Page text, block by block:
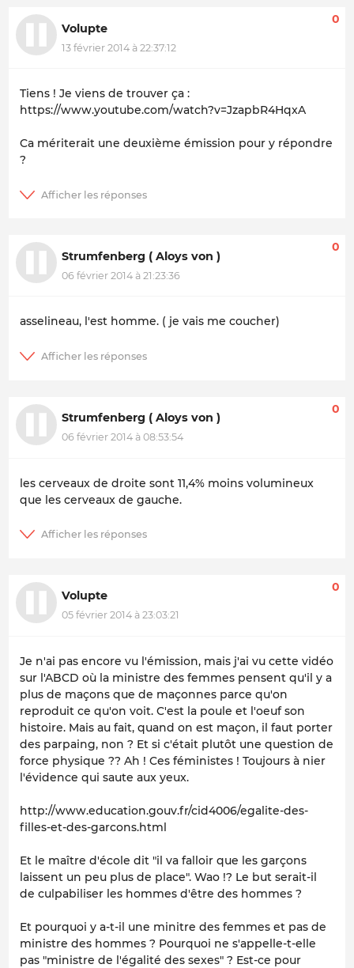
Volupte
13 février 2014 à 22:37:12
0
Tiens ! Je viens de trouver ça :
https://www.youtube.com/watch?v=JzapbR4HqxA
Ca mériterait une deuxième émission pour y répondre
?
Strumfenberg ( Aloys von )
06 février 2014 à 21:23:36
0
asselineau, l'est homme. ( je vais me coucher)
Strumfenberg ( Aloys von )
06 février 2014 à 08:53:54
0
les cerveaux de droite sont 11,4% moins volumineux
que les cerveaux de gauche.
Volupte
05 février 2014 à 23:03:21
0
Je n'ai pas encore vu l'émission, mais j'ai vu cette vidéo
sur l'ABCD où la ministre des femmes pensent qu'il y a
plus de maçons que de maçonnes parce qu'on
reproduit ce qu'on voit. C'est la poule et l'oeuf son
histoire. Mais au fait, quand on est maçon, il faut porter
des parpaing, non ? Et si c'était plutôt une question de
force physique ?? Ah ! Ces féministes ! Toujours à nier
l'évidence qui saute aux yeux.
http://www.education.gouv.fr/cid4006/egalite-des-
filles-et-des-garcons.html
Et le maître d'école dit "il va falloir que les garçons
laissent un peu plus de place". Wao !? Le but serait-il
de culpabiliser les hommes d'être des hommes ?
Et pourquoi y a-t-il une minitre des femmes et pas de
ministre des hommes ? Pourquoi ne s'appelle-t-elle
pas "ministre de l'égalité des sexes" ? Est-ce pour